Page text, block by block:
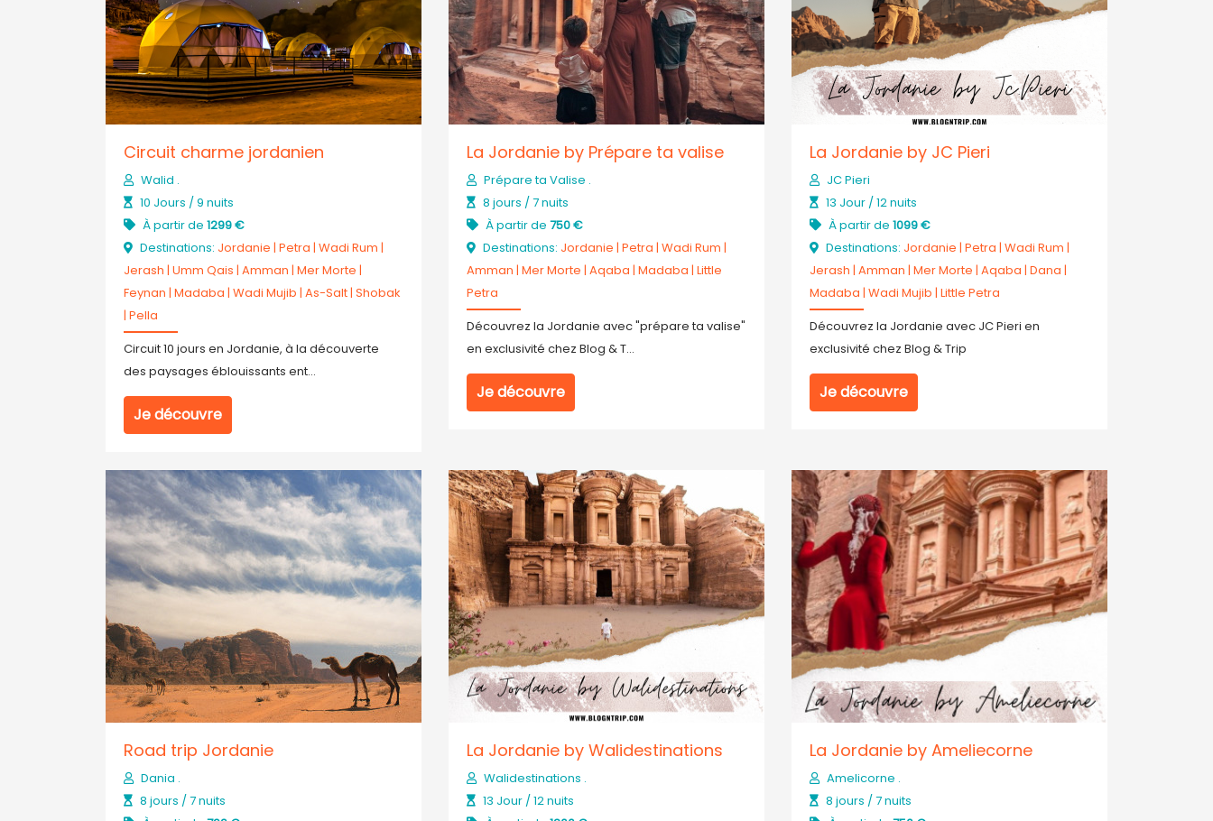
Circuit charme jordanien
Walid .
10 Jours / 9 nuits
À partir de 1299 €
Destinations: Jordanie | Petra | Wadi Rum |
Jerash | Umm Qais | Amman | Mer Morte |
Feynan | Madaba | Wadi Mujib | As-Salt| Shobak
| Pella
Circuit 10 jours en Jordanie, à la découverte
des paysages éblouissants ent...
Je découvre
La Jordanie by Prépare ta valise
Prépare ta Valise .
8 jours / 7 nuits
À partir de 750 €
Destinations: Jordanie | Petra | Wadi Rum |
Amman | Mer Morte | Aqaba | Madaba | Little
Petra
Découvrez la Jordanie avec "prépare ta valise"
en exclusivité chez Blog & T...
Je découvre
La Jordanie by JC Pieri
JC Pieri
13 Jour / 12 nuits
À partir de 1099 €
Destinations: Jordanie | Petra | Wadi Rum |
Jerash | Amman | Mer Morte | Aqaba | Dana |
Madaba | Wadi Mujib | Little Petra
Découvrez la Jordanie avec JC Pieri en
exclusivité chez Blog & Trip
Je découvre
Road trip Jordanie
Dania .
8 jours / 7 nuits
La Jordanie by Walidestinations
Walidestinations .
13 Jour / 12 nuits
La Jordanie by Ameliecorne
Amelicorne .
8 jours / 7 nuits